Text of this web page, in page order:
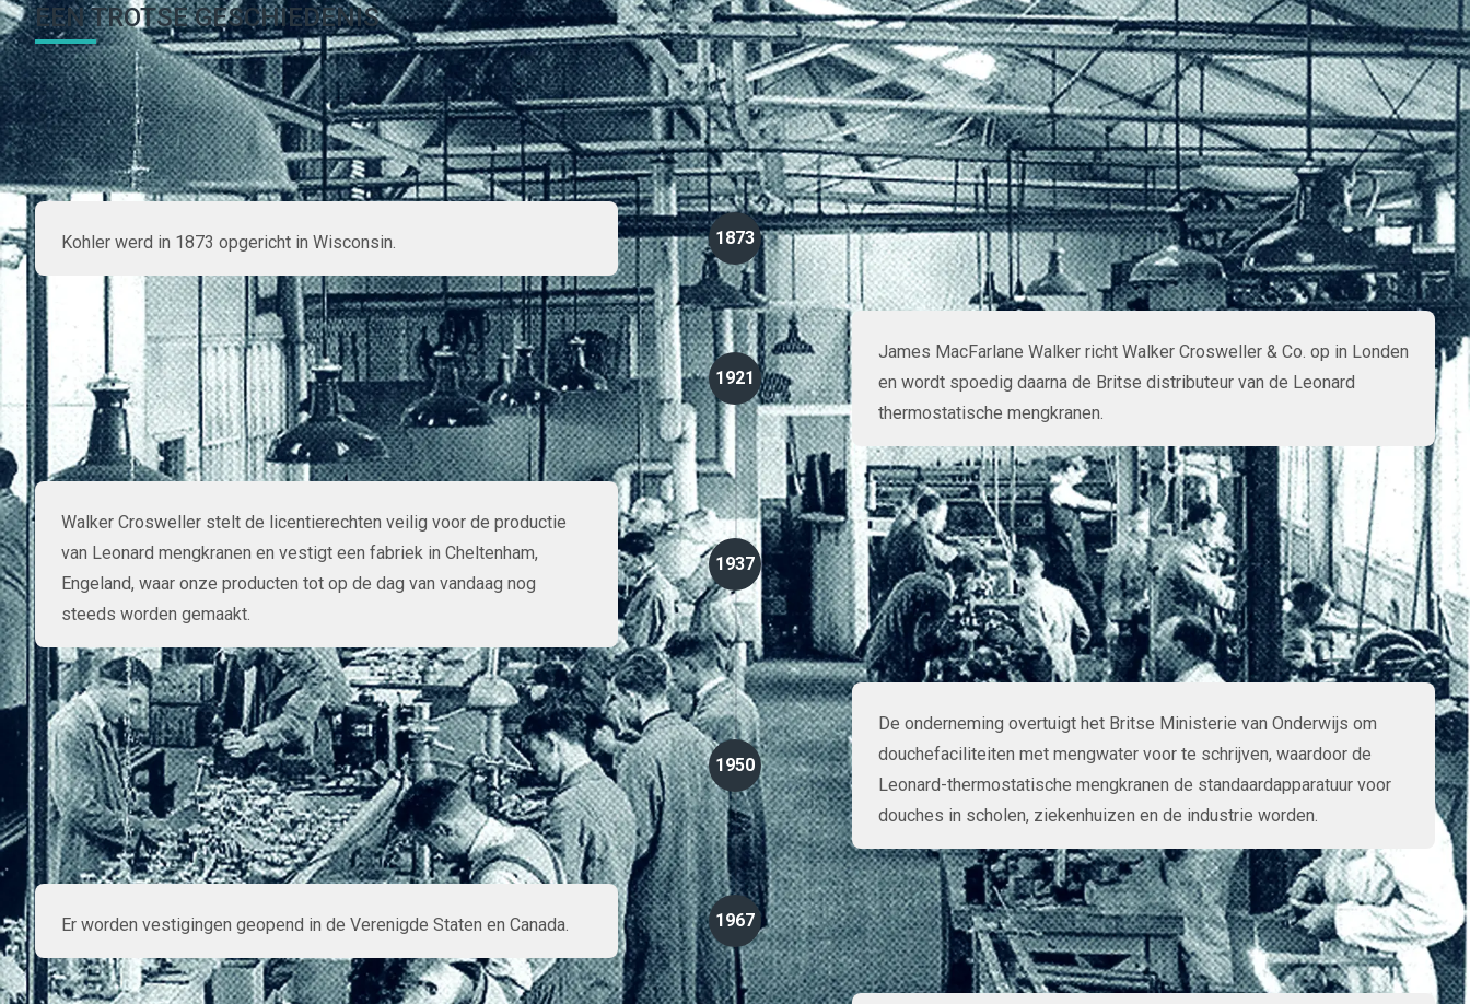
EEN TROTSE GESCHIEDENIS
De zorgsector en de sport en vrije tijdssector hebben met name geprofiteerd van onze voortdurende inzet op het terrein van onderzoek en ontwikkeling. Hier volgt een kort overzicht
van de geschiedenis van Rada met de mijlpalen in haar ontwikkeling.
1873
Kohler werd in 1873 opgericht in Wisconsin.
1921
James MacFarlane Walker richt Walker Crosweller & Co. op in Londen
en wordt spoedig daarna de Britse distributeur van de Leonard
thermostatische mengkranen.
1937
Walker Crosweller stelt de licentierechten veilig voor de productie
van Leonard mengkranen en vestigt een fabriek in Cheltenham,
Engeland, waar onze producten tot op de dag van vandaag nog
steeds worden gemaakt.
1950
De onderneming overtuigt het Britse Ministerie van Onderwijs om
douchefaciliteiten met mengwater voor te schrijven, waardoor de
Leonard-thermostatische mengkranen de standaardapparatuur voor
douches in scholen, ziekenhuizen en de industrie worden.
1967
Er worden vestigingen geopend in de Verenigde Staten en Canada.